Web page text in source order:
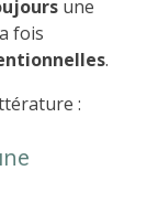
une
fois
.
: